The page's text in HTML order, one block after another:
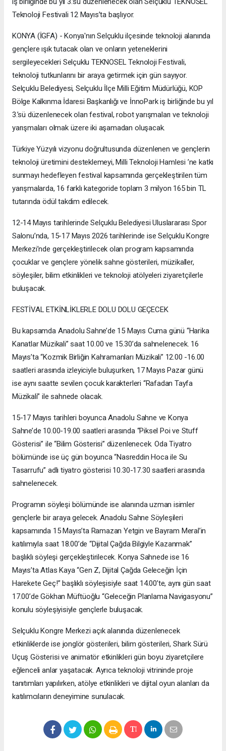
Teknoloji Festivali 12 Mayıs’ta başlıyor.
KONYA (İGFA) - Konya'nın Selçuklu ilçesinde teknoloji alanında
gençlere ışık tutacak olan ve onların yeteneklerini
sergileyecekleri Selçuklu TEKNOSEL Teknoloji Festivali,
teknoloji tutkunlarını bir araya getirmek için gün sayıyor.
Selçuklu Belediyesi, Selçuklu İlçe Milli Eğitim Müdürlüğü, KOP
Bölge Kalkınma İdaresi Başkanlığı ve İnnoPark iş birliğinde bu yıl
3.’sü düzenlenecek olan festival, robot yarışmaları ve teknoloji
yarışmaları olmak üzere iki aşamadan oluşacak.
Türkiye Yüzyılı vizyonu doğrultusunda düzenlenen ve gençlerin
teknoloji üretimini desteklemeyi, Milli Teknoloji Hamlesi ’ne katkı
sunmayı hedefleyen festival kapsamında gerçekleştirilen tüm
yarışmalarda, 16 farklı kategoride toplam 3 milyon 165 bin TL
tutarında ödül takdim edilecek.
12-14 Mayıs tarihlerinde Selçuklu Belediyesi Uluslararası Spor
Salonu’nda, 15-17 Mayıs 2026 tarihlerinde ise Selçuklu Kongre
Merkezi’nde gerçekleştirilecek olan program kapsamında
çocuklar ve gençlere yönelik sahne gösterileri, müzikaller,
söyleşiler, bilim etkinlikleri ve teknoloji atölyeleri ziyaretçilerle
buluşacak.
FESTİVAL ETKİNLİKLERLE DOLU DOLU GEÇECEK
Bu kapsamda Anadolu Sahne’de 15 Mayıs Cuma günü “Harika
Kanatlar Müzikali” saat 10.00 ve 15.30’da sahnelenecek. 16
Mayıs’ta “Kozmik Birliğin Kahramanları Müzikali” 12.00 -16.00
saatleri arasında izleyiciyle buluşurken, 17 Mayıs Pazar günü
ise aynı saatte sevilen çocuk karakterleri “Rafadan Tayfa
Müzikali” ile sahnede olacak.
15-17 Mayıs tarihleri boyunca Anadolu Sahne ve Konya
Sahne’de 10.00-19.00 saatleri arasında “Piksel Poi ve Stuff
Gösterisi” ile “Bilim Gösterisi” düzenlenecek. Oda Tiyatro
bölümünde ise üç gün boyunca “Nasreddin Hoca ile Su
Tasarrufu” adlı tiyatro gösterisi 10.30-17.30 saatleri arasında
sahnelenecek.
Programın söyleşi bölümünde ise alanında uzman isimler
gençlerle bir araya gelecek. Anadolu Sahne Söyleşileri
kapsamında 15 Mayıs’ta Ramazan Yetgin ve Bayram Meral’in
katılımıyla saat 18.00’de “Dijital Çağda Bilgiyle Kazanmak”
başlıklı söyleşi gerçekleştirilecek. Konya Sahnede ise 16
Mayıs’ta Atlas Kaya “Gen Z, Dijital Çağda Geleceğin İçin
Harekete Geç!” başlıklı söyleşisiyle saat 14.00’te, aynı gün saat
17.00’de Gökhan Müftüoğlu “Geleceğin Planlama Navigasyonu”
konulu söyleşiyisiyle gençlerle buluşacak.
Selçuklu Kongre Merkezi açık alanında düzenlenecek
etkinliklerde ise jonglör gösterileri, bilim gösterileri, Shark Sürü
Uçuş Gösterisi ve animatör etkinlikleri gün boyu ziyaretçilere
eğlenceli anlar yaşatacak. Ayrıca teknoloji vitrininde proje
tanıtımları yapılırken, atölye etkinlikleri ve dijital oyun alanları da
katılımcıların deneyimine sunulacak.